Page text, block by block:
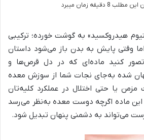
8 دقیقه زمان میبرد
هیدروکسید» به گوشت خورده؛ ترکیبی
وقتی پایش به بدن باز می‌شود داستان
کنید ماده‌ای که در دل قرص‌ها و
شده به‌جای نجات شما از سوزش معده
یا حتی اختلال در عملکرد کلیه‌تان
ماده اگرچه دوست معده به‌نظر می‌رسد
می‌تواند به دشمنی پنهان تبدیل شود.